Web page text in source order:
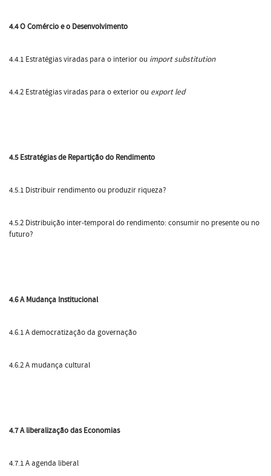
4.4 O Comércio e o Desenvolvimento
4.4.1 Estratégias viradas para o interior ou import substitution
4.4.2 Estratégias viradas para o exterior ou export led
4.5 Estratégias de Repartição do Rendimento
4.5.1 Distribuir rendimento ou produzir riqueza?
4.5.2 Distribuição inter-temporal do rendimento: consumir no presente ou no
futuro?
4.6 A Mudança Institucional
4.6.1 A democratização da governação
4.6.2 A mudança cultural
4.7 A liberalização das Economias
4.7.1 A agenda liberal